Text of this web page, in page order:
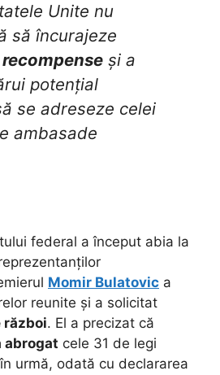
Unite nu
să încurajeze
și a
potențial
se adreseze celei
ambasade
federal a început abia la
Momir Bulatovic a
reunite și a solicitat
război. El a precizat că
abrogat cele 31 de legi
urmă, odată cu declararea